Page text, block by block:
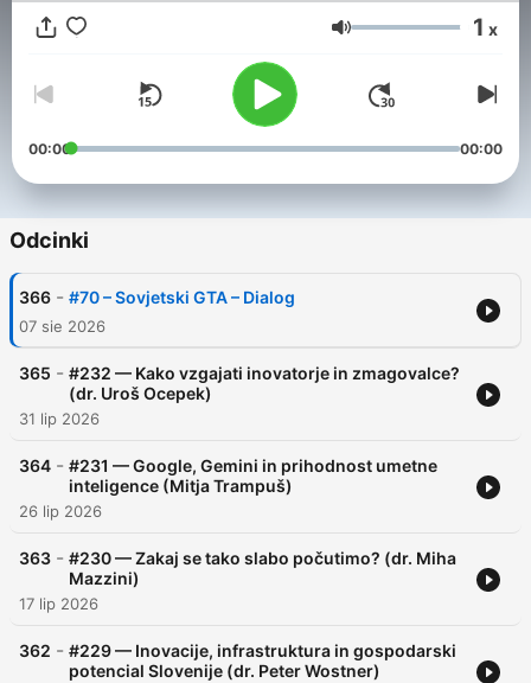
Głośność 1 x
00:00 00:00
Odcinki
366 - #70 – Sovjetski GTA – Dialog
07 sie 2026
365 - #232 — Kako vzgajati inovatorje in zmagovalce?
(dr. Uroš Ocepek)
31 lip 2026
364 - #231 — Google, Gemini in prihodnost umetne
inteligence (Mitja Trampuš)
26 lip 2026
363 - #230 — Zakaj se tako slabo počutimo? (dr. Miha
Mazzini)
17 lip 2026
362 - #229 — Inovacije, infrastruktura in gospodarski
potencial Slovenije (dr. Peter Wostner)